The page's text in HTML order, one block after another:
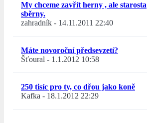
My chceme zavřít herny , ale starosta
sběrny.
zahradník - 14.11.2011 22:40
Máte novoroční předsevzetí?
Šťoural - 1.1.2012 10:58
250 tisíc pro ty, co dřou jako koně
Kafka - 18.1.2012 22:29